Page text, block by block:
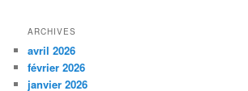
ARCHIVES
avril 2026
février 2026
janvier 2026